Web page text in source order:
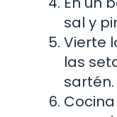
sal y
Vierte
las
sartén.